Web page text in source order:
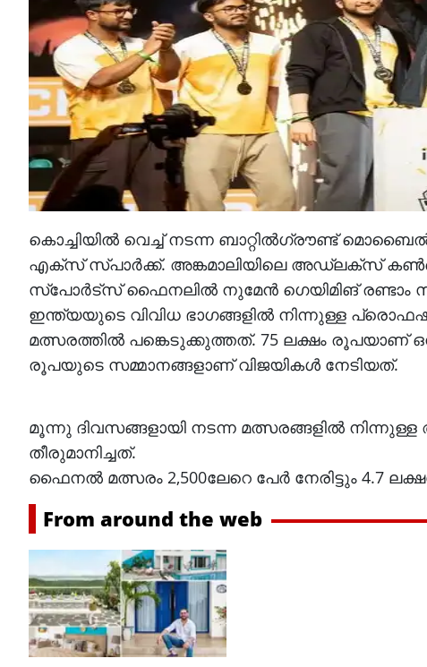
കൊച്ചിയിൽ വെച്ച് നടന്ന ബാറ്റിൽഗ്രൗണ്ട്
എക്സ് സ്പാർക്ക്. അങ്കമാലിയിലെ അഡ്‌ലക്സ്
സ്പോർട്സ് ഫൈനലിൽ നുമേൻ ഗെയിമിങ് രണ്ടാം
ഇന്ത്യയുടെ വിവിധ ഭാഗങ്ങളിൽ നിന്നുള്ള
മത്സരത്തിൽ പങ്കെടുക്കുത്തത്. 75 ലക്ഷം രൂപയാണ്
രൂപയുടെ സമ്മാനങ്ങളാണ് വിജയികൾ നേടിയത്.
മൂന്നു ദിവസങ്ങളായി നടന്ന മത്സരങ്ങളിൽ
തീരുമാനിച്ചത്.
ഫൈനല്‍ മത്സരം 2,500ലേറെ പേര്‍ നേരിട്ടും 4.7
From around the web